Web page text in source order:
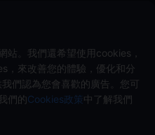
」與我們聯繫。
站。我們還希望使用cookies，
，來改善您的體驗，優化和分
們認為您會喜歡的廣告。您可
們的Cookies政策中了解我們